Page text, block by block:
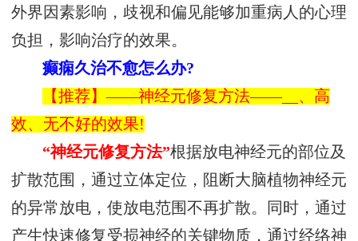
外界因素影响，歧视和偏见能够加重病人的心理
负担，影响治疗的效果。
癫痫久治不愈怎么办?
【推荐】——神经元修复方法——__、高
效、无不好的效果!
“神经元修复方法”根据放电神经元的部位及
扩散范围，通过立体定位，阻断大脑植物神经元
的异常放电，使放电范围不再扩散。同时，通过
产生快速修复受损神经的关键物质，通过经络神